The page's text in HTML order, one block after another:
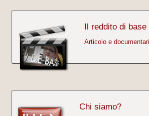
Il reddito di base
Articolo e
Chi siamo?